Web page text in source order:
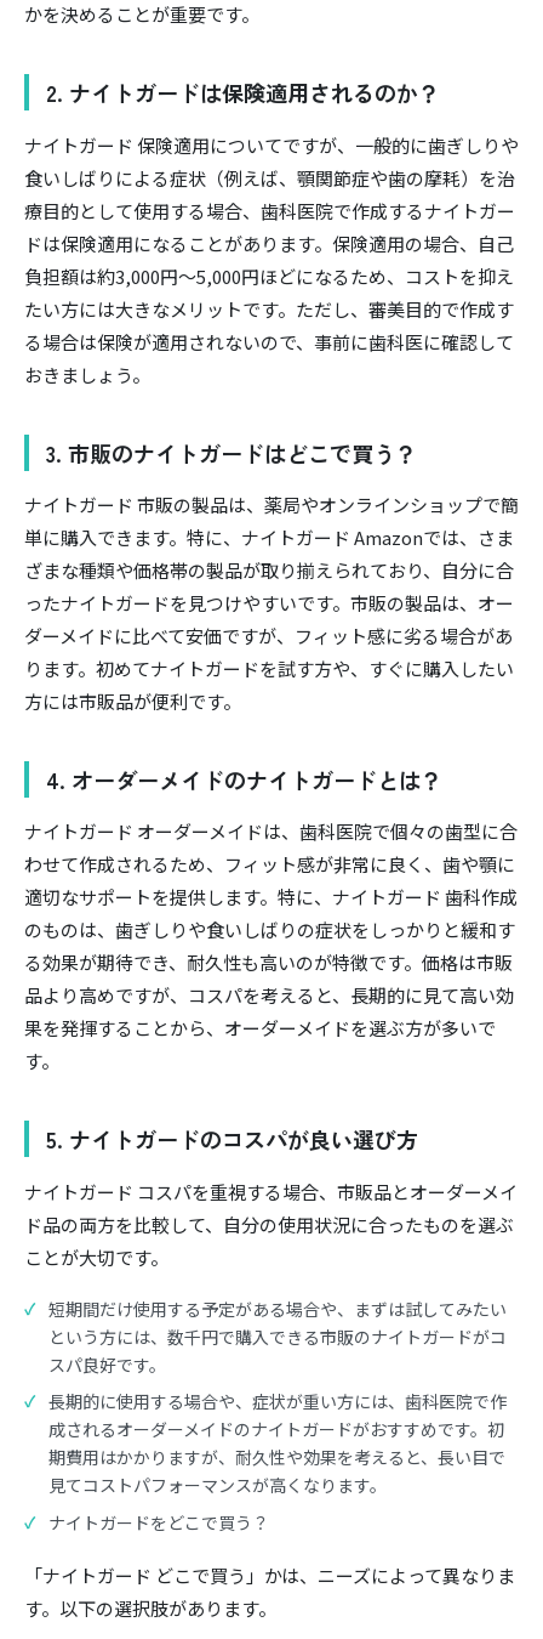
かを決めることが重要です。
2. ナイトガードは保険適用されるのか？
ナイトガード 保険適用についてですが、一般的に歯ぎしりや
食いしばりによる症状（例えば、顎関節症や歯の摩耗）を治
療目的として使用する場合、歯科医院で作成するナイトガー
ドは保険適用になることがあります。保険適用の場合、自己
負担額は約3,000円〜5,000円ほどになるため、コストを抑え
たい方には大きなメリットです。ただし、審美目的で作成す
る場合は保険が適用されないので、事前に歯科医に確認して
おきましょう。
3. 市販のナイトガードはどこで買う？
ナイトガード 市販の製品は、薬局やオンラインショップで簡
単に購入できます。特に、ナイトガード Amazonでは、さま
ざまな種類や価格帯の製品が取り揃えられており、自分に合
ったナイトガードを見つけやすいです。市販の製品は、オー
ダーメイドに比べて安価ですが、フィット感に劣る場合があ
ります。初めてナイトガードを試す方や、すぐに購入したい
方には市販品が便利です。
4. オーダーメイドのナイトガードとは？
ナイトガード オーダーメイドは、歯科医院で個々の歯型に合
わせて作成されるため、フィット感が非常に良く、歯や顎に
適切なサポートを提供します。特に、ナイトガード 歯科作成
のものは、歯ぎしりや食いしばりの症状をしっかりと緩和す
る効果が期待でき、耐久性も高いのが特徴です。価格は市販
品より高めですが、コスパを考えると、長期的に見て高い効
果を発揮することから、オーダーメイドを選ぶ方が多いで
す。
5. ナイトガードのコスパが良い選び方
ナイトガード コスパを重視する場合、市販品とオーダーメイ
ド品の両方を比較して、自分の使用状況に合ったものを選ぶ
ことが大切です。
短期間だけ使用する予定がある場合や、まずは試してみたい
という方には、数千円で購入できる市販のナイトガードがコ
スパ良好です。
長期的に使用する場合や、症状が重い方には、歯科医院で作
成されるオーダーメイドのナイトガードがおすすめです。初
期費用はかかりますが、耐久性や効果を考えると、長い目で
見てコストパフォーマンスが高くなります。
ナイトガードをどこで買う？
「ナイトガード どこで買う」かは、ニーズによって異なりま
す。以下の選択肢があります。